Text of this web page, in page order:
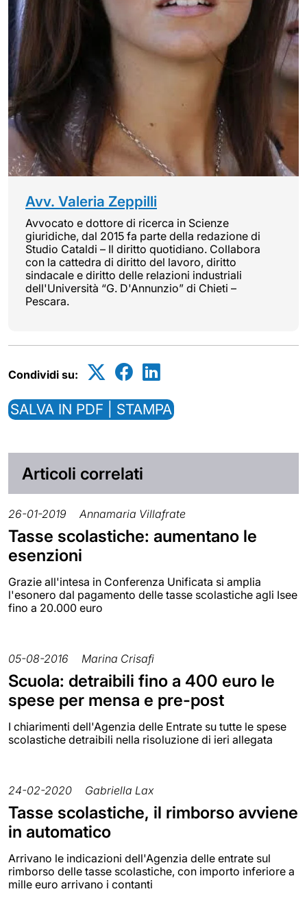
Avv. Valeria Zeppilli
Avvocato e dottore di ricerca in Scienze
giuridiche, dal 2015 fa parte della redazione di
Studio Cataldi – Il diritto quotidiano. Collabora
con la cattedra di diritto del lavoro, diritto
sindacale e diritto delle relazioni industriali
dell'Università “G. D'Annunzio” di Chieti –
Pescara.
Condividi su:
SALVA IN PDF | STAMPA
Articoli correlati
26-01-2019 Annamaria Villafrate
Tasse scolastiche: aumentano le
esenzioni
Grazie all'intesa in Conferenza Unificata si amplia
l'esonero dal pagamento delle tasse scolastiche agli Isee
fino a 20.000 euro
05-08-2016 Marina Crisafi
Scuola: detraibili fino a 400 euro le
spese per mensa e pre-post
I chiarimenti dell'Agenzia delle Entrate su tutte le spese
scolastiche detraibili nella risoluzione di ieri allegata
24-02-2020 Gabriella Lax
Tasse scolastiche, il rimborso avviene
in automatico
Arrivano le indicazioni dell'Agenzia delle entrate sul
rimborso delle tasse scolastiche, con importo inferiore a
mille euro arrivano i contanti